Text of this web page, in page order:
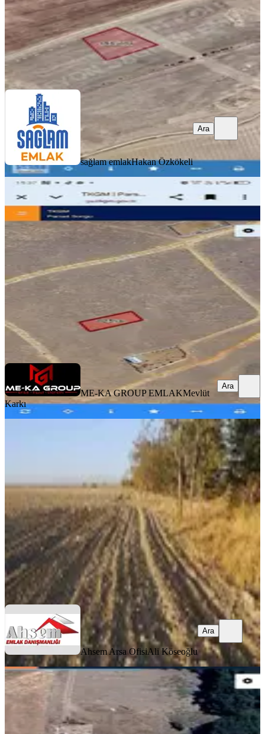
sağlam emlak Hakan Özkökeli
Ara
sağlam emlakHakan Özkökeli
Ara
7
Me-ka Group'tan Ablakta
Kaçırılmicak Fırsat
İhsaniye, Ablak Köyü
1.123/m²·28.02.2026
ME-KA GROUP EMLAKMevlüt Karkı
ME-KA GROUP EMLAKMevlüt
Karkı
Ara
Afyonkarahisar'da Bölgedeki En
Uygun Fiyata 1315 M2 Satılık Arsa
İhsaniye, Eynehankuzviran Köyü
1315 m²
91/m²· 24.01.2026
120.000 ₺
Ahsem Arsa Ofisi Ali Köseoğlu
Ara
Ahsem Arsa OfisiAli Köseoğlu
Ara
Afyonkarahisar İhsaniye Kayahan
Kasabasında Satılık Tarla
İhsaniye, Pınar Mahallesi